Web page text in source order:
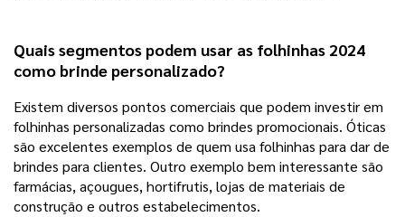
Quais segmentos podem usar as folhinhas 2024
como brinde personalizado?
Existem diversos pontos comerciais que podem investir em
folhinhas personalizadas como brindes promocionais. Óticas
são excelentes exemplos de quem usa folhinhas para dar de
brindes para clientes. Outro exemplo bem interessante são
farmácias, açougues, hortifrutis, lojas de materiais de
construção e outros estabelecimentos.